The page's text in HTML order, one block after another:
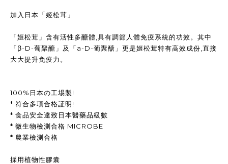
加入日本「姬松茸」
「姬松茸」含有活性多醣體,具有調節人體免疫系統的功效。其中
「β-D-葡聚醣」及「a-D-葡聚醣」更是姬松茸特有高效成份,直接
大大提升免疫力。
100%日本の工埸製!
* 符合多項合格証明!
* 食品安全達致日本醫藥品級數
* 微生物檢測合格 MICROBE
* 農業檢測合格
採用植物性膠囊